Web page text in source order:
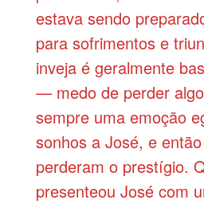
estava sendo
para sofrimentos e
inveja é geralmente
— medo de perder
sempre uma emoção
sonhos a José, e
perderam o prestígio.
presenteou José com